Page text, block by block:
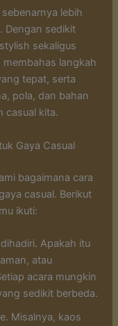
lebih
Dengan sedikit
sekaligus
membahas langkah
tepat, serta
pola, dan bahan
casual kita.
Gaya Casual
bagaimana cara
casual. Berikut
ikuti:
Apakah itu
atau
acara mungkin
sedikit berbeda.
Misalnya, kaos